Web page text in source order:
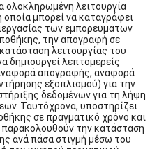
ολοκληρωμένη λειτουργία
οποία μπορεί να καταγράφει
των εμπορευμάτων
την απογραφή σε
λειτουργίας του
δημιουργεί λεπτομερείς
απογραφής, αναφορά
εξοπλισμού) για την
δεδομένων για τη λήψη
Ταυτόχρονα, υποστηρίζει
σε πραγματικό χρόνο και
παρακολουθούν την κατάσταση
ανά πάσα στιγμή μέσω του